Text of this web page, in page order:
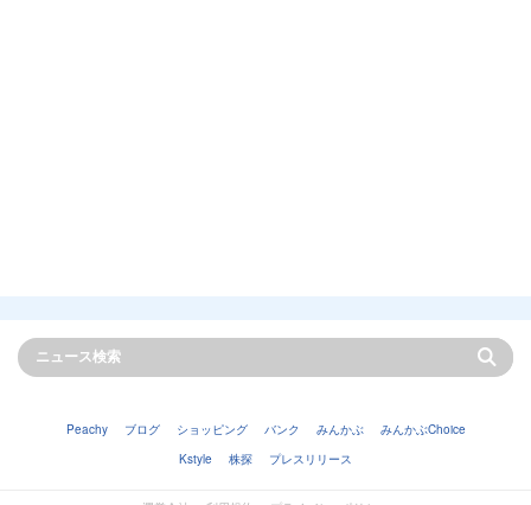
Peachy ブログ ショッピング バンク みんかぶ
みんかぶChoice
Kstyle
株探 プレスリリース